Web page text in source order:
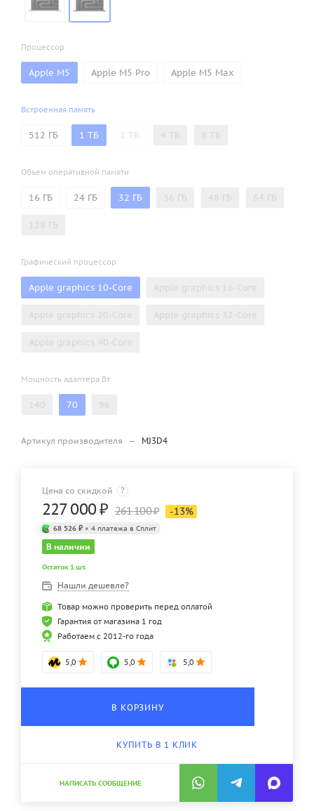
Процессор
Apple M5 Apple M5 Pro Apple M5 Max
Встроенная память
512 ГБ 1 ТБ 2 ТБ 4 ТБ 8 ТБ
Объем оперативной памяти
16 ГБ 24 ГБ 32 ГБ 36 ГБ 48 ГБ 64 ГБ
128 ГБ
Графический процессор
Apple graphics 10-Core Apple graphics 16-Core
Apple graphics 20-Core Apple graphics 32-Core
Apple graphics 40-Core
Мощность адаптера Вт
140 70 96
Артикул производителя — MJ3D4
Цена со скидкой ?
227 000₽ 261 100₽ -13%
68 526 ₽ × 4 платежа в Сплит
В наличии
Остаток 1 шт.
Нашли дешевле?
Товар можно проверить перед оплатой
Гарантия от магазина 1 год
Работаем с 2012-го года
5,0 5,0 5,0
В КОРЗИНУ
КУПИТЬ В 1 КЛИК
НАПИСАТЬ СООБЩЕНИЕ